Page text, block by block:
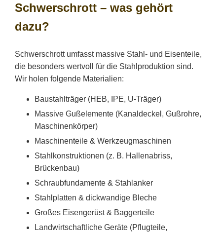
Schwerschrott – was gehört
dazu?
Schwerschrott umfasst massive Stahl- und Eisenteile,
die besonders wertvoll für die Stahlproduktion sind.
Wir holen folgende Materialien:
Baustahlträger (HEB, IPE, U-Träger)
Massive Gußelemente (Kanaldeckel, Gußrohre,
Maschinenkörper)
Maschinenteile & Werkzeugmaschinen
Stahlkonstruktionen (z. B. Hallenabriss,
Brückenbau)
Schraubfundamente & Stahlanker
Stahlplatten & dickwandige Bleche
Großes Eisengerüst & Baggerteile
Landwirtschaftliche Geräte (Pflugteile,